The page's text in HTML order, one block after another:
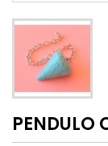
PENDULO